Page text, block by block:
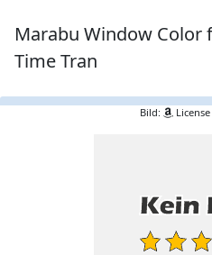
Marabu Window Color
Time Tran
Bild: